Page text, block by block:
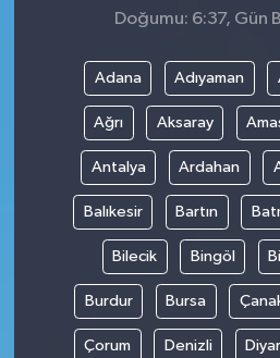
Doğumu: 6:37, Gün
Adana Adıyaman
Ağrı Aksaray
Antalya Ardahan
Balıkesir Bartın
Bilecik Bingöl
Burdur Bursa
Çorum Denizli